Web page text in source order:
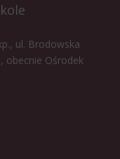
ul. Brodowska
obecnie Ośrodek